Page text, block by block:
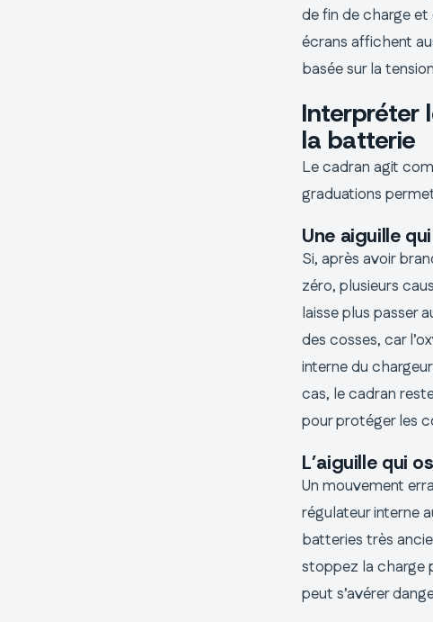
de fin de charge et
écrans affichent
basée sur la
Interpréter
la batterie
Le cadran agit
graduations
Une aiguille
Si, après avoir
zéro, plusieurs
laisse plus passer
des cosses, car
interne du
cas, le cadran
pour protéger les
L’aiguille qui
Un mouvement
régulateur interne
batteries très
stoppez la charge
peut s’avérer